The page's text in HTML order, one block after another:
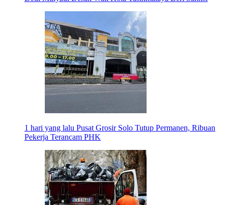
1 hari yang lalu Pusat Grosir Solo Tutup Permanen, Ribuan
Pekerja Terancam PHK